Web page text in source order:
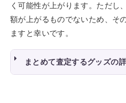
く可能性が上がります。ただし
額が上がるものでないため、そ
ますと幸いです。
まとめて査定するグッズの